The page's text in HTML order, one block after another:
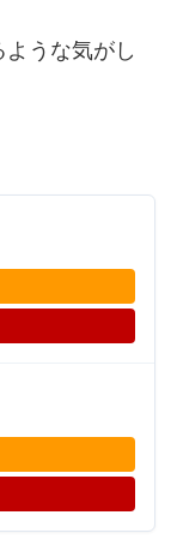
うな気がし